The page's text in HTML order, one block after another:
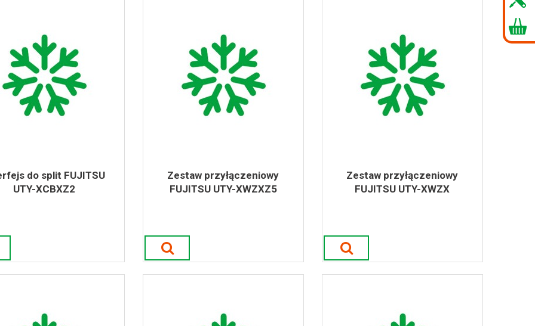
do split FUJITSU
UTY-XCBXZ2
Zestaw przyłączeniowy
FUJITSU UTY-XWZXZ5
Zestaw przyłączeniowy
FUJITSU UTY-XWZX